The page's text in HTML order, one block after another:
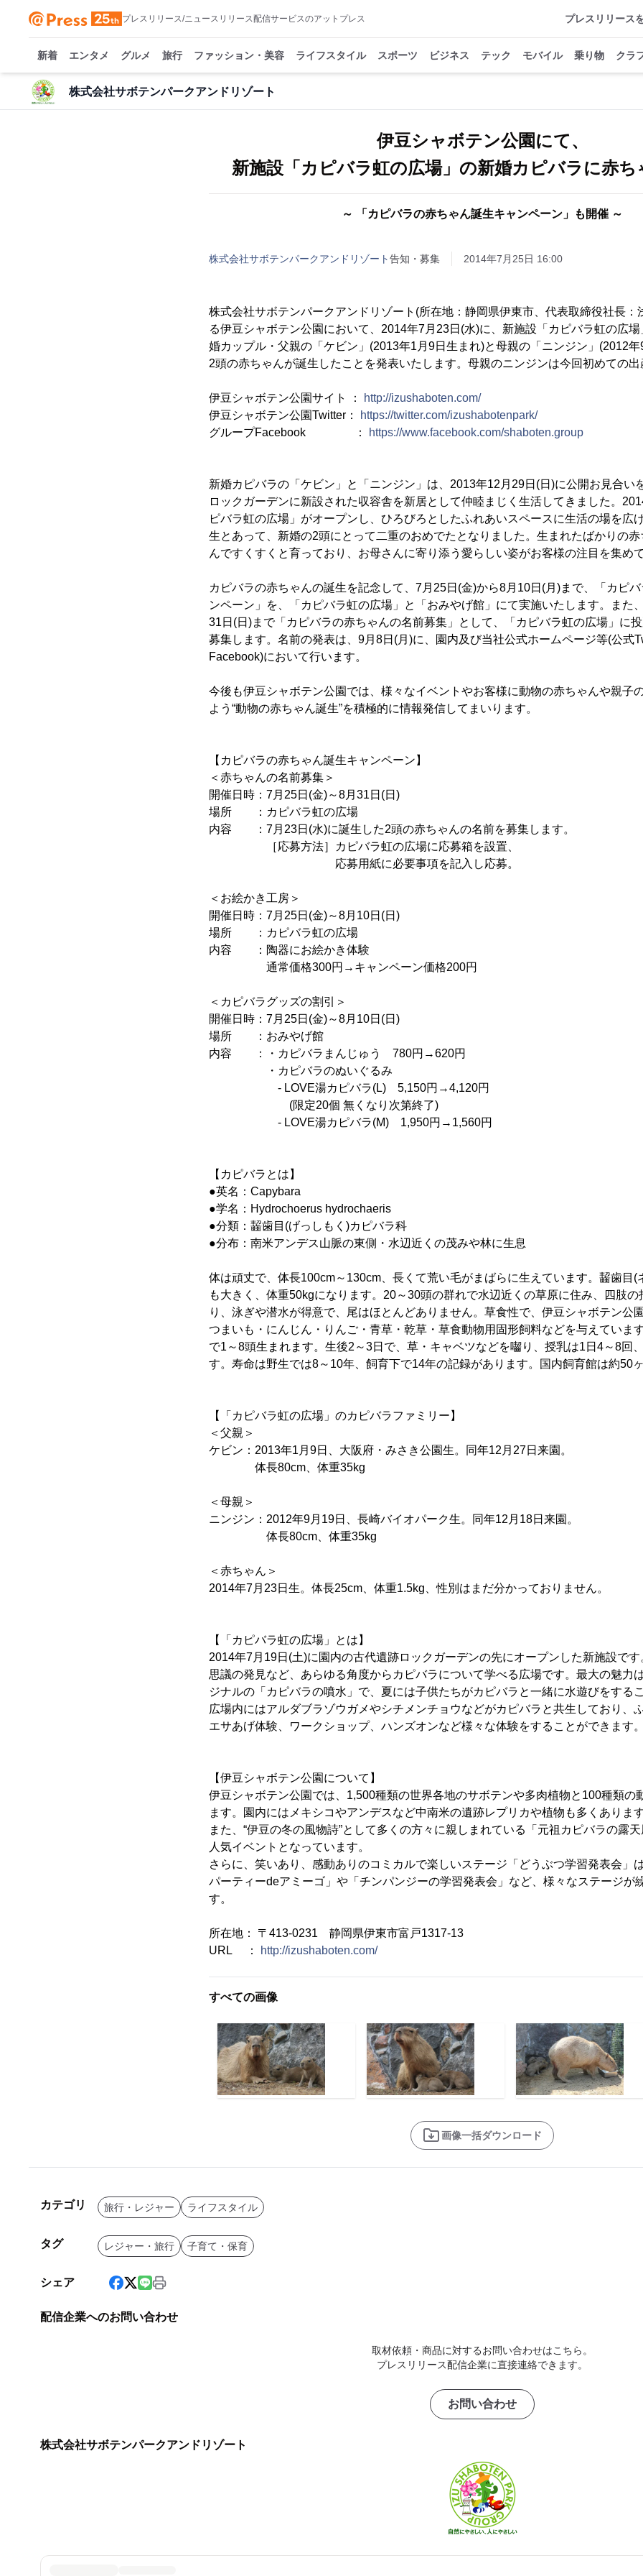
プレスリリース/ニュースリリース配信サービスのアットプレス プレスリリース
新着 エンタメ グルメ 旅行 ファッション・美容 ライフスタイル スポーツ ビジネス テック モバイル 乗り物 クラ
株式会社サボテンパークアンドリゾート
伊豆シャボテン公園にて、
新施設「カピバラ虹の広場」の新婚カピバラに赤ち
～ 「カピバラの赤ちゃん誕生キャンペーン」も開催 ～
株式会社サボテンパークアンドリゾート告知・募集 2014年7月25日 16:00
株式会社サボテンパークアンドリゾート(所在地：静岡県伊東市、代表取締役社長：
る伊豆シャボテン公園において、2014年7月23日(水)に、新施設「カピバラ虹の広
婚カップル・父親の「ケビン」(2013年1月9日生まれ)と母親の「ニンジン」(2012
2頭の赤ちゃんが誕生したことを発表いたします。母親のニンジンは今回初めての出
伊豆シャボテン公園サイト ：
http://izushaboten.com/
伊豆シャボテン公園Twitter：
https://twitter.com/izushabotenpark/
グループFacebook ：
https://www.facebook.com/shaboten.group
新婚カピバラの「ケビン」と「ニンジン」は、2013年12月29日(日)に公開お見合い
ロックガーデンに新設された収容舎を新居として仲睦まじく生活してきました。
ピバラ虹の広場」がオープンし、ひろびろとしたふれあいスペースに生活の場を広
生とあって、新婚の2頭にとって二重のおめでたとなりました。生まれたばかりの
んですくすくと育っており、お母さんに寄り添う愛らしい姿がお客様の注目を集めて
カピバラの赤ちゃんの誕生を記念して、7月25日(金)から8月10日(月)まで、「カピ
ンペーン」を、「カピバラ虹の広場」と「おみやげ館」にて実施いたします。また
31日(日)まで「カピバラの赤ちゃんの名前募集」として、「カピバラ虹の広場」に
募集します。名前の発表は、9月8日(月)に、園内及び当社公式ホームページ等(公式
Facebook)において行います。
今後も伊豆シャボテン公園では、様々なイベントやお客様に動物の赤ちゃんや親子
よう“動物の赤ちゃん誕生”を積極的に情報発信してまいります。
【カピバラの赤ちゃん誕生キャンペーン】
＜赤ちゃんの名前募集＞
開催日時：7月25日(金)～8月31日(日)
場所 ：カピバラ虹の広場
内容 ：7月23日(水)に誕生した2頭の赤ちゃんの名前を募集します。
［応募方法］カピバラ虹の広場に応募箱を設置、
応募用紙に必要事項を記入し応募。
＜お絵かき工房＞
開催日時：7月25日(金)～8月10日(日)
場所 ：カピバラ虹の広場
内容 ：陶器にお絵かき体験
通常価格300円→キャンペーン価格200円
＜カピバラグッズの割引＞
開催日時：7月25日(金)～8月10日(日)
場所 ：おみやげ館
内容 ：・カピバラまんじゅう 780円→620円
・カピバラのぬいぐるみ
- LOVE湯カピバラ(L) 5,150円→4,120円
(限定20個 無くなり次第終了)
- LOVE湯カピバラ(M) 1,950円→1,560円
【カピバラとは】
●英名：Capybara
●学名：Hydrochoerus hydrochaeris
●分類：齧歯目(げっしもく)カピバラ科
●分布：南米アンデス山脈の東側・水辺近くの茂みや林に生息
体は頑丈で、体長100cm～130cm、長くて荒い毛がまばらに生えています。齧歯目(
も大きく、体重50kgになります。20～30頭の群れで水辺近くの草原に住み、四肢
り、泳ぎや潜水が得意で、尾はほとんどありません。草食性で、伊豆シャボテン公
つまいも・にんじん・りんご・青草・乾草・草食動物用固形飼料などを与えていま
で1～8頭生まれます。生後2～3日で、草・キャベツなどを囓り、授乳は1日4～8回
す。寿命は野生では8～10年、飼育下で14年の記録があります。国内飼育館は約50ヶ
【「カピバラ虹の広場」のカピバラファミリー】
＜父親＞
ケビン：2013年1月9日、大阪府・みさき公園生。同年12月27日来園。
体長80cm、体重35kg
＜母親＞
ニンジン：2012年9月19日、長崎バイオパーク生。同年12月18日来園。
体長80cm、体重35kg
＜赤ちゃん＞
2014年7月23日生。体長25cm、体重1.5kg、性別はまだ分かっておりません。
【「カピバラ虹の広場」とは】
2014年7月19日(土)に園内の古代遺跡ロックガーデンの先にオープンした新施設で
思議の発見など、あらゆる角度からカピバラについて学べる広場です。最大の魅力
ジナルの「カピバラの噴水」で、夏には子供たちがカピバラと一緒に水遊びをする
広場内にはアルダブラゾウガメやシチメンチョウなどがカピバラと共生しており、
エサあげ体験、ワークショップ、ハンズオンなど様々な体験をすることができます。
【伊豆シャボテン公園について】
伊豆シャボテン公園では、1,500種類の世界各地のサボテンや多肉植物と100種類の
ます。園内にはメキシコやアンデスなど中南米の遺跡レプリカや植物も多くあります
また、“伊豆の冬の風物詩”として多くの方々に親しまれている「元祖カピバラの露
人気イベントとなっています。
さらに、笑いあり、感動ありのコミカルで楽しいステージ「どうぶつ学習発表会」
パーティーdeアミーゴ」や「チンパンジーの学習発表会」など、様々なステージが
す。
所在地： 〒413-0231 静岡県伊東市富戸1317-13
URL ：
http://izushaboten.com/
すべての画像
画像一括ダウンロード
カテゴリ 旅行・レジャー ライフスタイル
タグ レジャー・旅行 子育て・保育
シェア
配信企業へのお問い合わせ
取材依頼・商品に対するお問い合わせはこちら。
プレスリリース配信企業に直接連絡できます。
お問い合わせ
株式会社サボテンパークアンドリゾート